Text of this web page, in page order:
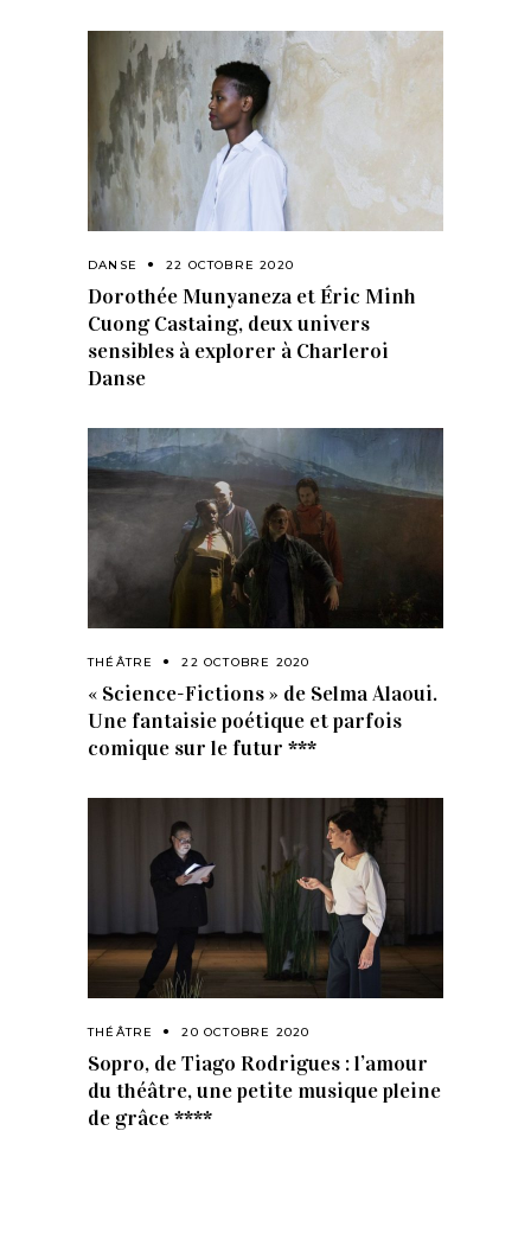
DANSE 22 OCTOBRE 2020
Dorothée Munyaneza et Éric Minh
Cuong Castaing, deux univers
sensibles à explorer à Charleroi
Danse
THÉÂTRE 22 OCTOBRE 2020
« Science-Fictions » de Selma Alaoui.
Une fantaisie poétique et parfois
comique sur le futur ***
THÉÂTRE 20 OCTOBRE 2020
Sopro, de Tiago Rodrigues : l’amour
du théâtre, une petite musique pleine
de grâce ****